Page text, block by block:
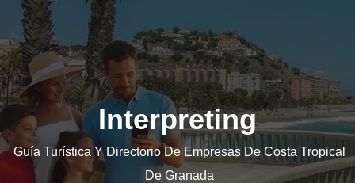
Interpreting
Guía Turística Y Directorio De Empresas De Costa Tropical
De Granada